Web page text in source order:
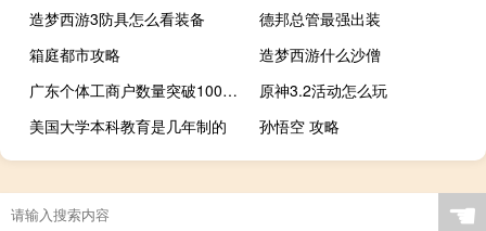
造梦西游3防具怎么看装备
德邦总管最强出装
箱庭都市攻略
造梦西游什么沙僧
广东个体工商户数量突破1000万户带动就业超3000万人
原神3.2活动怎么玩
美国大学本科教育是几年制的
孙悟空 攻略
☚